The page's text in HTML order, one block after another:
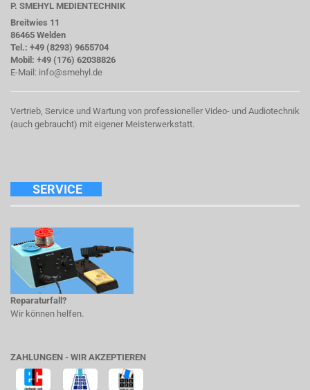
P. SMEHYL MEDIENTECHNIK
Breitwies 11
86465 Welden
Tel.: +49 (8293) 9655704
Mobil: +49 (176) 62038826
E-Mail: info@smehyl.de
Vertrieb, Service und Wartung von professioneller Video- und Audiotechnik
(auch gebraucht) mit eigener Meisterwerkstatt.
SERVICE
Reparaturfall?
Wir können helfen.
ZAHLUNGEN - WIR AKZEPTIEREN